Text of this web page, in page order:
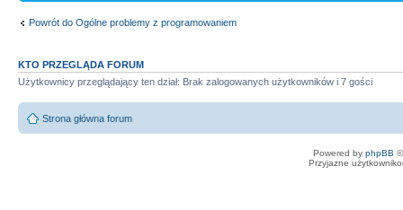
Powrót do Ogólne problemy z programowaniem
KTO PRZEGLĄDA FORUM
Użytkownicy przeglądający ten dział: Brak zalogowanych użytkowników i 7 gości
Strona główna forum
Powered by phpBB
Przyjazne